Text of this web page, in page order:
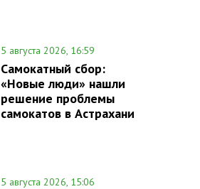
5 августа 2026, 16:59
Самокатный сбор:
«Новые люди» нашли
решение проблемы
самокатов в Астрахани
5 августа 2026, 15:06